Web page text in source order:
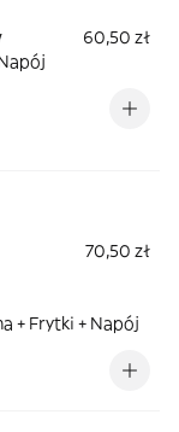
60,50 zł
70,50 zł
+ Frytki + Napój